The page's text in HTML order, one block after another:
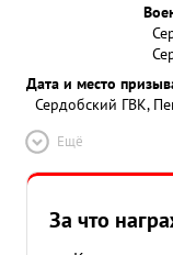
Дата и место
Сердобский ГВК,
Ещё
За что